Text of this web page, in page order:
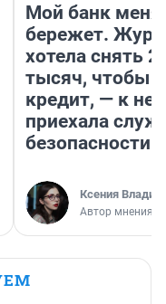
Мой банк меня
бережет.
хотела снять
тысяч, чтобы
кредит, — к
приехала
безопасности
Ксения
Автор мнения